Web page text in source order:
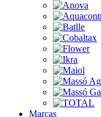
Marcas